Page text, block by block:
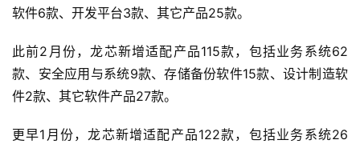
软件6款、开发平台3款、其它产品25款。
此前2月份，龙芯新增适配产品115款，包括业务系统62
款、安全应用与系统9款、存储备份软件15款、设计制造软
件2款、其它软件产品27款。
更早1月份，龙芯新增适配产品122款，包括业务系统26